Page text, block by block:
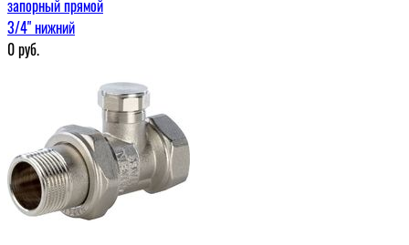
запорный прямой
3/4" нижний
0руб.